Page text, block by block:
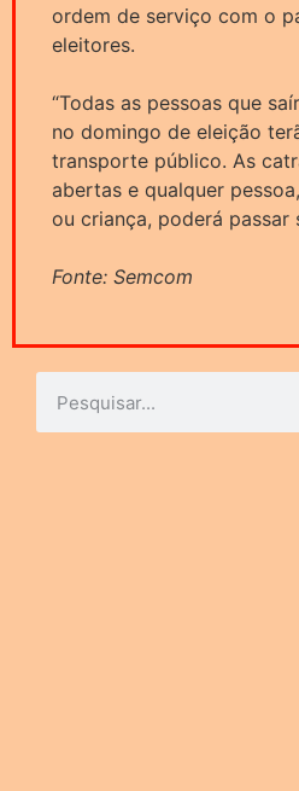
ordem de serviço com o
eleitores.
“Todas as pessoas que
no domingo de eleição
transporte público. As
abertas e qualquer
ou criança, poderá passar
Fonte: Semcom